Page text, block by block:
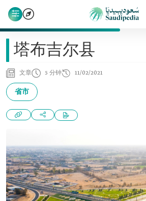
塔布吉尔县
文章 5 分钟 11/02/2021
省市